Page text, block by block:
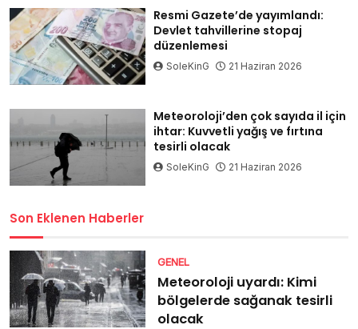
Resmi Gazete’de yayımlandı:
Devlet tahvillerine stopaj
düzenlemesi
SoleKinG 21 Haziran 2026
Meteoroloji’den çok sayıda il için
ihtar: Kuvvetli yağış ve fırtına
tesirli olacak
SoleKinG 21 Haziran 2026
Son Eklenen Haberler
GENEL
Meteoroloji uyardı: Kimi
bölgelerde sağanak tesirli
olacak